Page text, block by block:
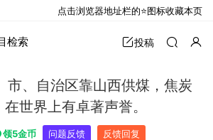
检索 投稿
市、自治区靠山西供煤，焦炭
世界上有卓著声誉。
领5金币 问题反馈 反馈回复
点击浏览器地址栏的⭐图标收藏本页